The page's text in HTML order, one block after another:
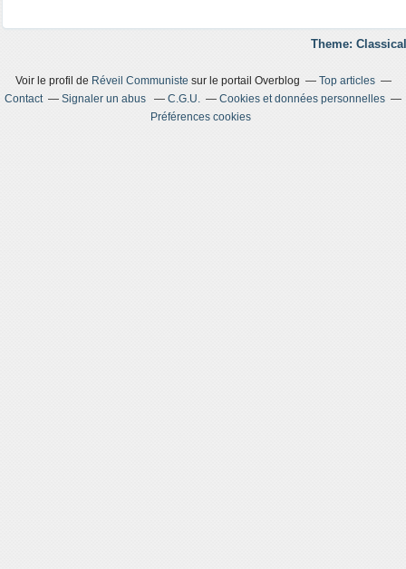
Theme:
Voir le profil de Réveil Communiste sur le portail Overblog
Top articles
Contact
Signaler un abus C.G.U.
Cookies et données personnelles
Préférences cookies